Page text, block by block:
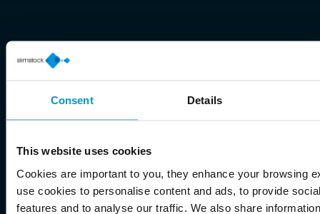
Consent Details
This website uses cookies
Cookies are important to you, they enhance your browsing
use cookies to personalise content and ads, to provide
features and to analyse our traffic. We also share